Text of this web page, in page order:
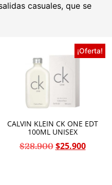
casuales, que se
¡Oferta!
CALVIN KLEIN CK ONE EDT
100ML UNISEX
$28.900 $25.900